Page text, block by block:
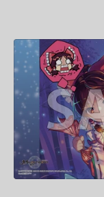
ラ
イ
ス
ト
ア